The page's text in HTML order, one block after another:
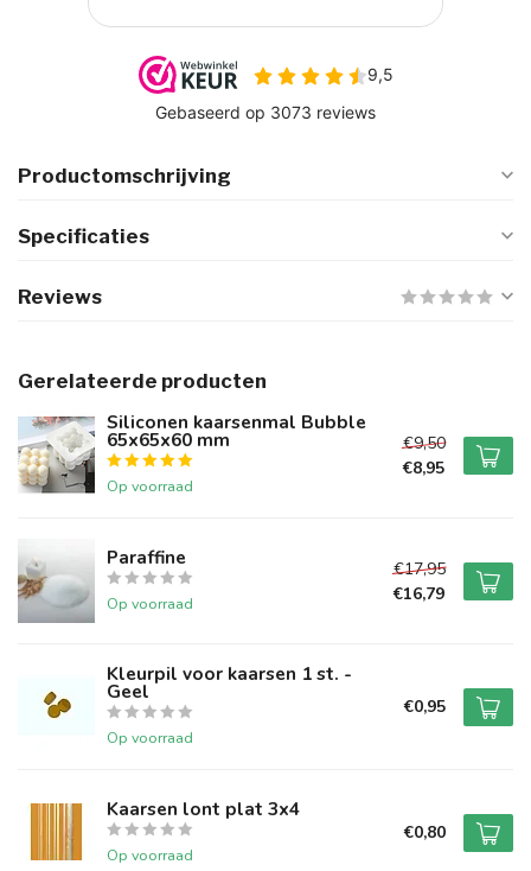
Productomschrijving
Specificaties
Reviews
Gerelateerde producten
Siliconen kaarsenmal Bubble
65x65x60 mm
Op voorraad
€9,50
€8,95
Paraffine
Op voorraad
€17,95
€16,79
Kleurpil voor kaarsen 1 st. -
Geel
Op voorraad
€0,95
Kaarsen lont plat 3x4
Op voorraad
€0,80